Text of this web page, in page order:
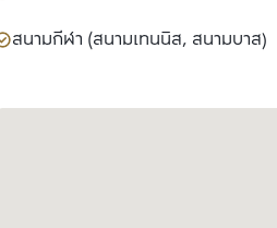
สนามกีฬา (สนามเทนนิส, สนามบาส)